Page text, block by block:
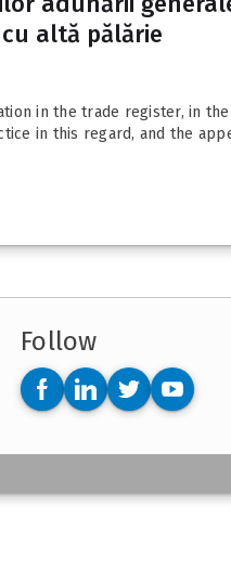
altă pălărie
in the trade register, in
in this regard, and the
Follow